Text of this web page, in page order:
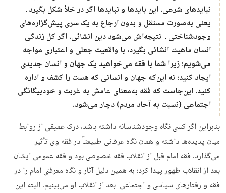
نبایدهای شرعی. این بایدها و نبایدها اگر در خلأ شکل بگیرد ـ
یعنی به‌صورت مستقل و بدون ارجاع به یک سری پیش‌گزاره‌های
وجودشناختی ـ نتیجه‌اش می‌شود دین انشائی. اگر کل زندگی
انسان ماهیت انشائی بگیرد، با واقعیت جعلی و اعتباری مواجه
می‌شویم؛ زیرا شما با فقه می‌خواهید یک جهان و انسان جدیدی
ایجاد کنید؛ نه این‌که جهان و انسانی که هست را کشف و اداره
کنید. این‌جاست که فقه به‌معنای عامش به غربت و خودبیگانگی
اجتماعی (نسبت به آحاد مردم) دچار می‌شود.
بنابراین اگر کسی نگاه وجودشناسانه داشته باشد، درک عمیقی از روابط
میان پدیده‌ها داشته و همان نگاه عرفانی طبیعتاً در فقه وی تأثیر
می‌گذارد. فقه امام قبل از انقلاب فقه خصوصی بود و فقه عمومی ایشان
بعد از انقلاب ظهور پیدا کرد؛ به همین دلیل آثار و نگاه معرفتی امام را در
فقه و رفتارهای سیاسی و اجتماعی بعد از انقلاب او می‌بینیم. البته این